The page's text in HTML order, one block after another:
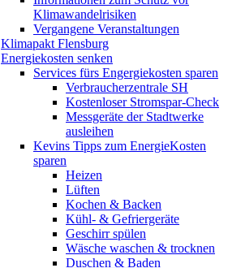
Klimawandelrisiken
Vergangene Veranstaltungen
Klimapakt Flensburg
Energiekosten senken
Services fürs Engergiekosten sparen
Verbraucherzentrale SH
Kostenloser Stromspar-Check
Messgeräte der Stadtwerke
ausleihen
Kevins Tipps zum EnergieKosten
sparen
Heizen
Lüften
Kochen & Backen
Kühl- & Gefriergeräte
Geschirr spülen
Wäsche waschen & trocknen
Duschen & Baden